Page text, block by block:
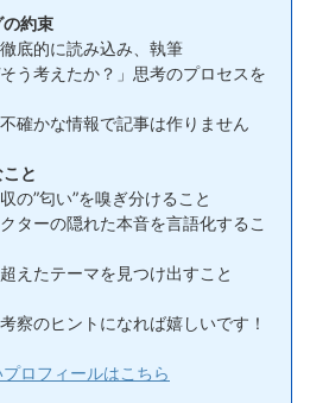
の約束
徹底的に読み込み、執筆
そう考えたか？」思考のプロセスを
不確かな情報で記事は作りません
と
の”匂い”を嗅ぎ分けること
クターの隠れた本音を言語化するこ
超えたテーマを見つけ出すこと
察のヒントになれば嬉しいです！
ロフィールはこちら